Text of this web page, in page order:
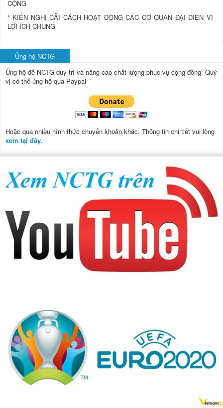
CỘNG
KIẾN NGHỊ CẢI CÁCH HOẠT ĐỘNG CÁC CƠ QUAN ĐẠI DIỆN VÌ
LỢI ÍCH CHUNG
Ủng hộ NCTG
Ủng hộ để NCTG duy trì và nâng cao chất lượng phục vụ cộng đồng. Quý
vị có thể ủng hộ qua Paypal
Hoặc qua nhiều hình thức chuyển khoản.khác. Thông tin chi tiết vui lòng
xem tại đây.